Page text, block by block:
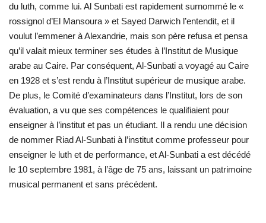
du luth, comme lui. Al Sunbati est rapidement surnommé le «
rossignol d’El Mansoura » et Sayed Darwich l’entendit, et il
voulut l’emmener à Alexandrie, mais son père refusa et pensa
qu’il valait mieux terminer ses études à l’Institut de Musique
arabe au Caire. Par conséquent, Al-Sunbati a voyagé au Caire
en 1928 et s’est rendu à l’Institut supérieur de musique arabe.
De plus, le Comité d’examinateurs dans l’Institut, lors de son
évaluation, a vu que ses compétences le qualifiaient pour
enseigner à l’institut et pas un étudiant. Il a rendu une décision
de nommer Riad Al-Sunbati à l’institut comme professeur pour
enseigner le luth et de performance, et Al-Sunbati a est décédé
le 10 septembre 1981, à l’âge de 75 ans, laissant un patrimoine
musical permanent et sans précédent.